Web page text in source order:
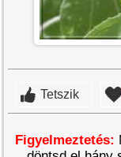
Tetszik
Figyelmeztetés: